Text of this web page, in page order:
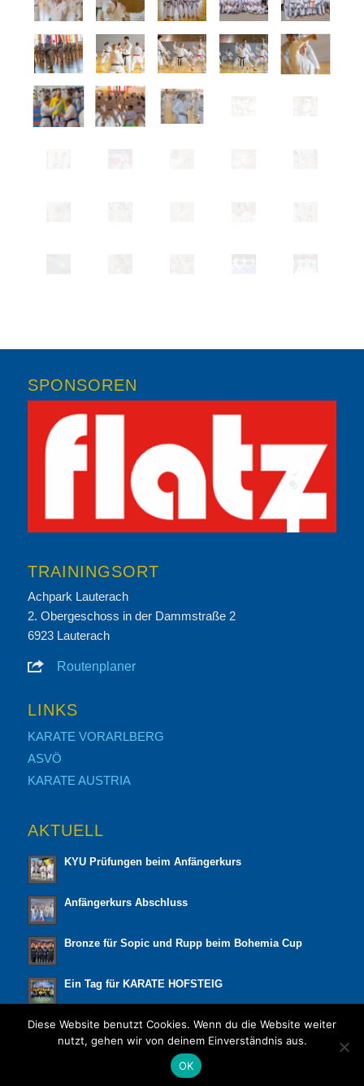
SPONSOREN
TRAININGSORT
Achpark Lauterach
2. Obergeschoss in der Dammstraße 2
6923 Lauterach
Routenplaner
LINKS
KARATE VORARLBERG
ASVÖ
KARATE AUSTRIA
AKTUELL
KYU Prüfungen beim Anfängerkurs
Anfängerkurs Abschluss
Bronze für Sopic und Rupp beim Bohemia Cup
Ein Tag für KARATE HOFSTEIG
Lions Cup 2026 in Lustenau
Diese Website benutzt Cookies. Wenn du die Website weiter
nutzt, gehen wir von deinem Einverständnis aus.
OK